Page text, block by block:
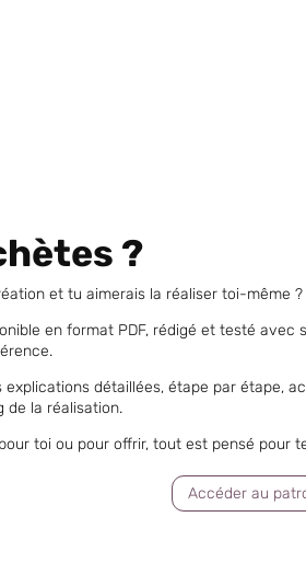
?
et tu aimerais la réaliser toi-même ?
en format PDF, rédigé et testé avec
explications détaillées, étape par étape,
de la réalisation.
toi ou pour offrir, tout est pensé pour
Accéder au